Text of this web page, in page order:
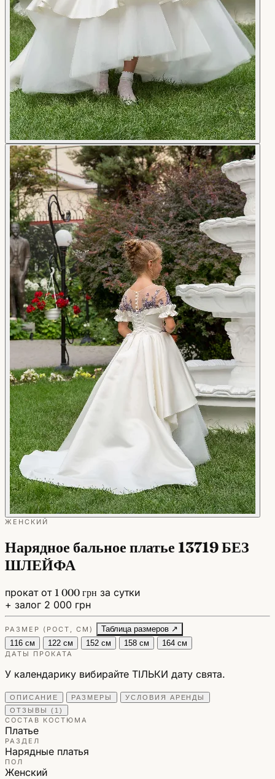
ЖЕНСКИЙ
Нарядное бальное платье 13719 БЕЗ
ШЛЕЙФА
прокат от 1 000 грн за сутки
+ залог 2 000 грн
РАЗМЕР (РОСТ, СМ)
Таблица размеров ↗
116 см
122 см 152 см 158 см 164 см
ДАТЫ ПРОКАТА
У календарику вибирайте ТІЛЬКИ дату свята.
ОПИСАНИЕ РАЗМЕРЫ
УСЛОВИЯ АРЕНДЫ
ОТЗЫВЫ (1)
СОСТАВ КОСТЮМА
Платье
РАЗДЕЛ
Нарядные платья
ПОЛ
Женский